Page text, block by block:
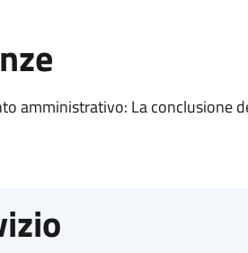
amministrativo: La conclusione